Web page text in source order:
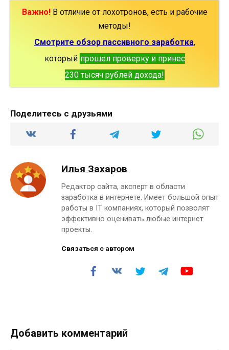
Важно!В отличие от лохотронов, есть и рабочие
методы!
Смотрите обзор пассивного заработка,
который прошел проверку и принес
230 тысяч рублей дохода!
Поделитесь с друзьями
Илья Захаров
Редактор сайта, эксперт в области
заработка в интернете. Имеет большой опыт
работы в IT компаниях, который позволят
эффективно оценивать любые интернет
проекты.
Связаться с автором
Добавить комментарий